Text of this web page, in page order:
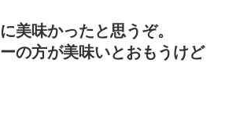
美味かったと思うぞ。
の方が美味いとおもうけど